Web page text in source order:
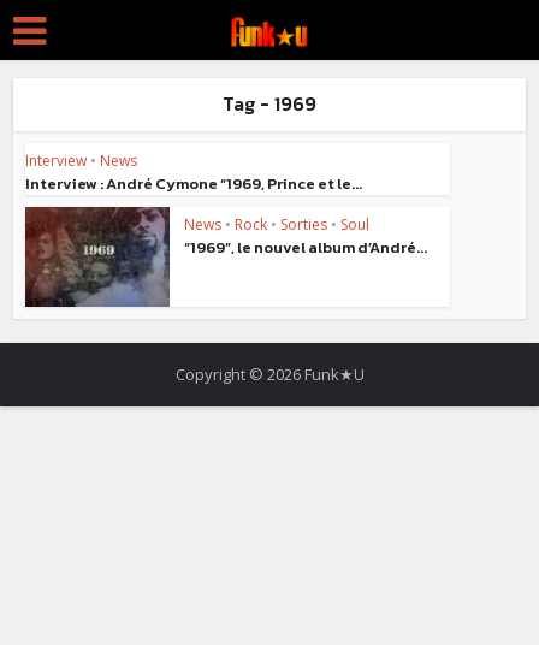
Tag - 1969
Interview • News
Interview : André Cymone “1969, Prince et le...
News • Rock • Sorties • Soul
“1969”, le nouvel album d’André...
Copyright © 2026 Funk★U